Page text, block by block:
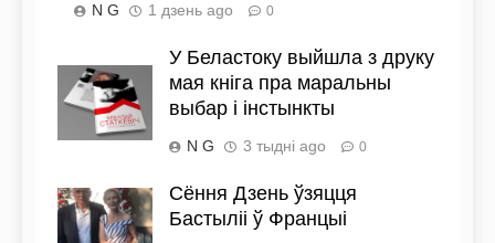
N G 1 дзень ago 0
У Беластоку выйшла з друку
мая кніга пра маральны
выбар і інстынкты
N G 3 тыдні ago 0
Сёння Дзень ўзяцця
Бастыліі ў Францыі